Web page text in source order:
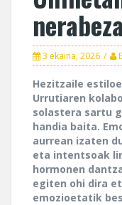
3 ekaina, 2026
Hezitzaile
Urrutiaren
solastera sartu
handia baita.
aurrean izaten
eta intentsoak
hormonen
egiten ohi dira
emozioetatik